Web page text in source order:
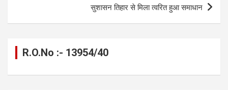
सुशासन तिहार से मिला त्वरित हुआ समाधान
R.O.No :- 13954/40